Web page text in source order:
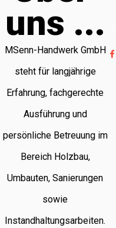
uns ...
MSenn-Handwerk GmbH
steht für langjährige
Erfahrung, fachgerechte
Ausführung und
persönliche Betreuung im
Bereich Holzbau,
Umbauten, Sanierungen
sowie
Instandhaltungsarbeiten.